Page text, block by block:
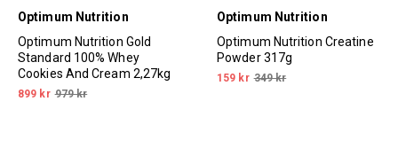
Optimum Nutrition
Optimum Nutrition Gold
Standard 100% Whey
Cookies And Cream 2,27kg
899 kr 979 kr
Optimum Nutrition
Optimum Nutrition Creatine
Powder 317g
159 kr 349 kr